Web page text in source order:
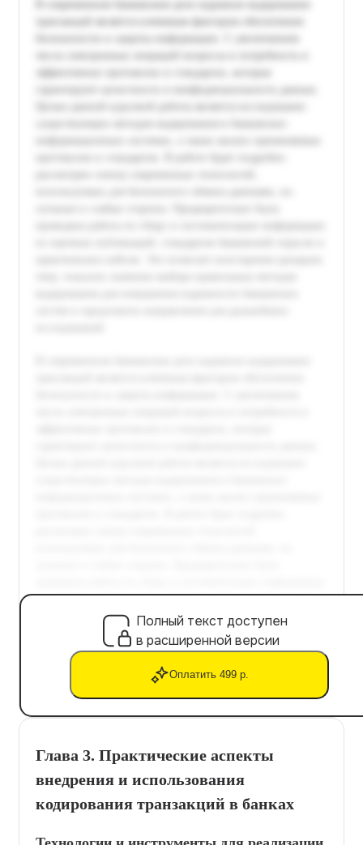
Полный текст доступен
в расширенной версии
Оплатить 499 р.
Глава 3. Практические аспекты
внедрения и использования
кодирования транзакций в банках